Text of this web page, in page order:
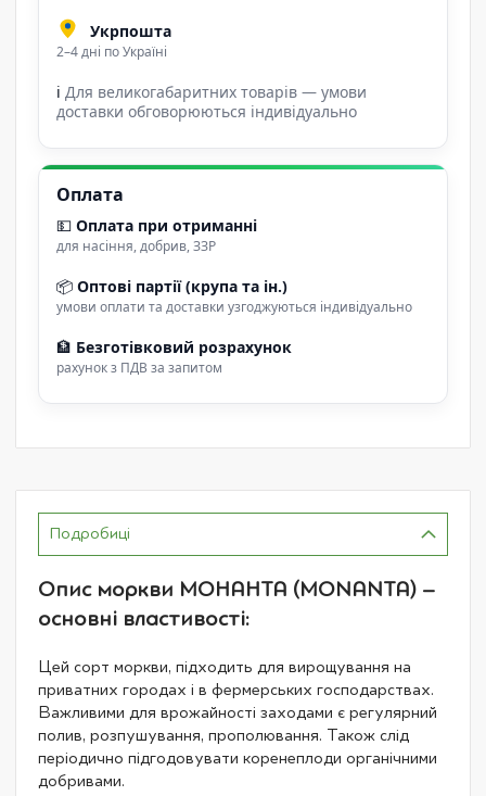
Укрпошта
2–4 дні по Україні
ℹ Для великогабаритних товарів — умови
доставки обговорюються індивідуально
Оплата
💵 Оплата при отриманні
для насіння, добрив, ЗЗР
📦 Оптові партії (крупа та ін.)
умови оплати та доставки узгоджуються індивідуально
🏦 Безготівковий розрахунок
рахунок з ПДВ за запитом
Подробиці
Опис моркви МОНАНТА (MONANTA) –
основні властивості:
Цей сорт моркви, підходить для вирощування на
приватних городах і в фермерських господарствах.
Важливими для врожайності заходами є регулярний
полив, розпушування, прополювання. Також слід
періодично підгодовувати коренеплоди органічними
добривами.